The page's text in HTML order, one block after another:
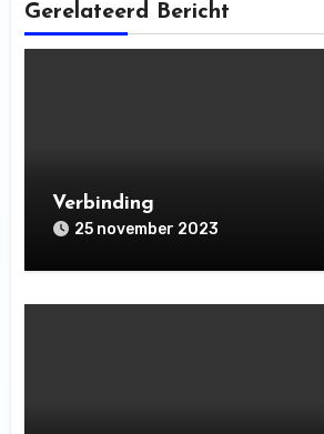
Gerelateerd Bericht
Verbinding
25 november 2023